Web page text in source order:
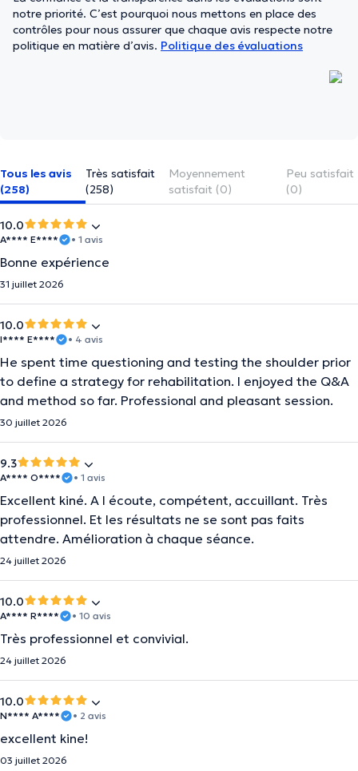
notre priorité. C’est pourquoi nous mettons en place des
contrôles pour nous assurer que chaque avis respecte notre
politique en matière d’avis. Politique des évaluations
Tous les avis
(258)
Très satisfait
(258)
Moyennement
satisfait (0)
Peu satisfait
(0)
10.0
A**** E**** • 1 avis
Bonne expérience
31 juillet 2026
10.0
I**** E**** • 4 avis
He spent time questioning and testing the shoulder prior
to define a strategy for rehabilitation. I enjoyed the Q&A
and method so far. Professional and pleasant session.
30 juillet 2026
9.3
A**** O**** • 1 avis
Excellent kiné. A l écoute, compétent, accuillant. Très
professionnel. Et les résultats ne se sont pas faits
attendre. Amélioration à chaque séance.
24 juillet 2026
10.0
A**** R**** • 10 avis
Très professionnel et convivial.
24 juillet 2026
10.0
N**** A**** • 2 avis
excellent kine!
03 juillet 2026